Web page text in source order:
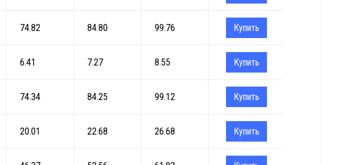
74.82 84.80 99.76 Купить
6.41 7.27 8.55 Купить
74.34 84.25 99.12 Купить
20.01 22.68 26.68 Купить